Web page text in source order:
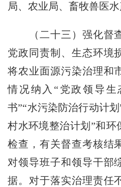
局、农业局、畜牧兽医
（二十三）强化督查
党政同责制、生态环境
将农业面源污染治理和
情况纳入“党政领导
书”“水污染防治行动计
村水环境整治计划”和环
检查，有关督查考核结
对领导班子和领导干部
据。对于落实治理责任